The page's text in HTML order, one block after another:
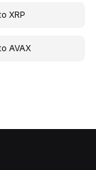
XRP
AVAX